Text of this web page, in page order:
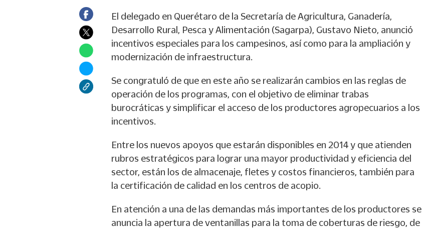
El delegado en Querétaro de la Secretaría de Agricultura, Ganadería,
Desarrollo Rural, Pesca y Alimentación (Sagarpa), Gustavo Nieto, anunció
incentivos especiales para los campesinos, así como para la ampliación y
modernización de infraestructura.
Se congratuló de que en este año se realizarán cambios en las reglas de
operación de los programas, con el objetivo de eliminar trabas
burocráticas y simplificar el acceso de los productores agropecuarios a los
incentivos.
Entre los nuevos apoyos que estarán disponibles en 2014 y que atienden
rubros estratégicos para lograr una mayor productividad y eficiencia del
sector, están los de almacenaje, fletes y costos financieros, también para
la certificación de calidad en los centros de acopio.
En atención a una de las demandas más importantes de los productores se
anuncia la apertura de ventanillas para la toma de coberturas de riesgo, de